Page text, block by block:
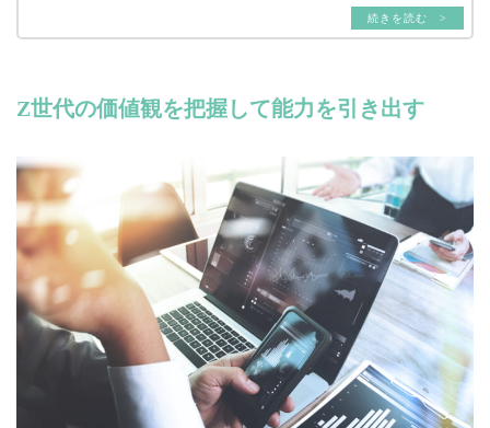
続きを読む >
Z世代の価値観を把握して能力を引き出す